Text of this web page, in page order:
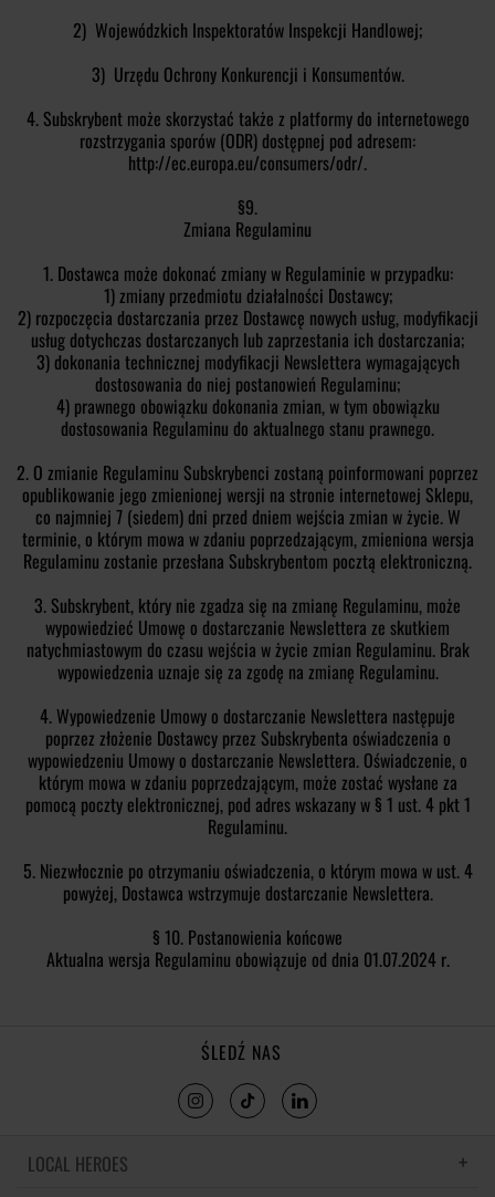
2) Wojewódzkich Inspektoratów Inspekcji Handlowej;
3) Urzędu Ochrony Konkurencji i Konsumentów.
4. Subskrybent może skorzystać także z platformy do internetowego
rozstrzygania sporów (ODR) dostępnej pod adresem:
http://ec.europa.eu/consumers/odr/.
§9.
Zmiana Regulaminu
1. Dostawca może dokonać zmiany w Regulaminie w przypadku:
1) zmiany przedmiotu działalności Dostawcy;
2) rozpoczęcia dostarczania przez Dostawcę nowych usług, modyfikacji
usług dotychczas dostarczanych lub zaprzestania ich dostarczania;
3) dokonania technicznej modyfikacji Newslettera wymagających
dostosowania do niej postanowień Regulaminu;
4) prawnego obowiązku dokonania zmian, w tym obowiązku
dostosowania Regulaminu do aktualnego stanu prawnego.
2. O zmianie Regulaminu Subskrybenci zostaną poinformowani poprzez
opublikowanie jego zmienionej wersji na stronie internetowej Sklepu,
co najmniej 7 (siedem) dni przed dniem wejścia zmian w życie. W
terminie, o którym mowa w zdaniu poprzedzającym, zmieniona wersja
Regulaminu zostanie przesłana Subskrybentom pocztą elektroniczną.
3. Subskrybent, który nie zgadza się na zmianę Regulaminu, może
wypowiedzieć Umowę o dostarczanie Newslettera ze skutkiem
natychmiastowym do czasu wejścia w życie zmian Regulaminu. Brak
wypowiedzenia uznaje się za zgodę na zmianę Regulaminu.
4. Wypowiedzenie Umowy o dostarczanie Newslettera następuje
poprzez złożenie Dostawcy przez Subskrybenta oświadczenia o
wypowiedzeniu Umowy o dostarczanie Newslettera. Oświadczenie, o
którym mowa w zdaniu poprzedzającym, może zostać wysłane za
pomocą poczty elektronicznej, pod adres wskazany w § 1 ust. 4 pkt 1
Regulaminu.
5. Niezwłocznie po otrzymaniu oświadczenia, o którym mowa w ust. 4
powyżej, Dostawca wstrzymuje dostarczanie Newslettera.
§ 10. Postanowienia końcowe
Aktualna wersja Regulaminu obowiązuje od dnia 01.07.2024 r.
ŚLEDŹ NAS
LOCAL HEROES